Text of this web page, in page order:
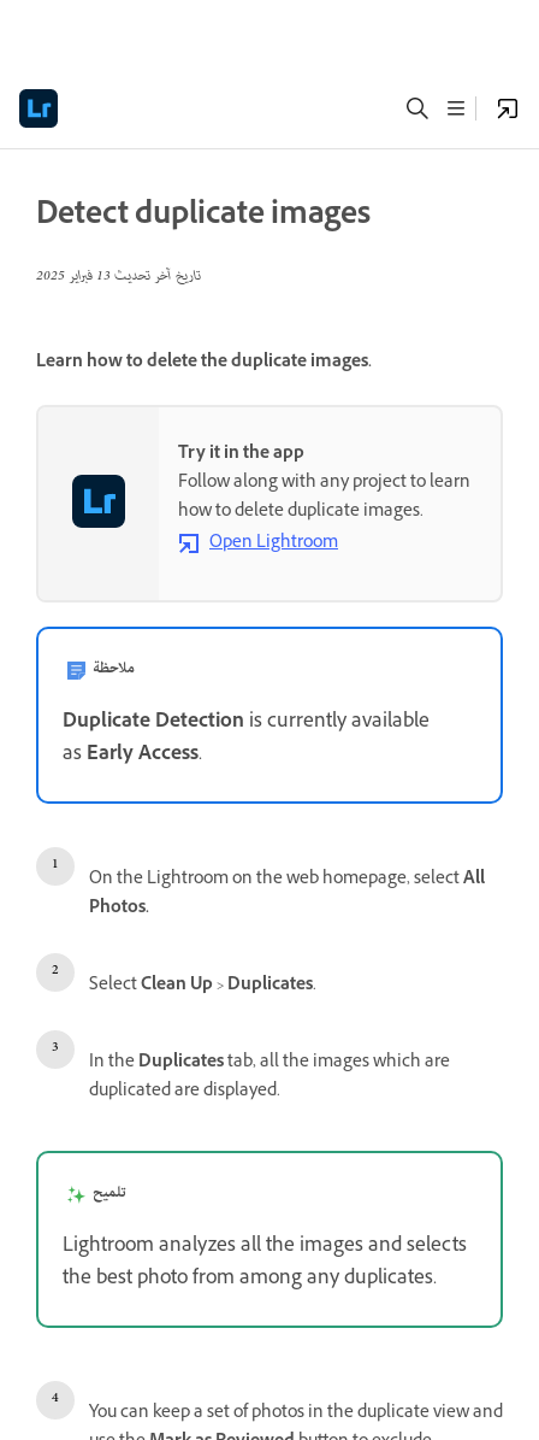
Detect duplicate images
تاريخ آخر تحديث13 فبراير 2025
Learn how to delete the duplicate images.
Try it in the app
Follow along with any project to learn
how to delete duplicate images.
Open Lightroom
ملاحظة
Duplicate Detection is currently available
asEarly Access.
On the Lightroom on the web homepage, selectAll
Photos.
SelectClean Up>Duplicates.
In theDuplicatestab, all the images which are
duplicated are displayed.
تلميح
Lightroom analyzes all the images and selects
the best photo from among any duplicates.
You can keep a set of photos in the duplicate view and